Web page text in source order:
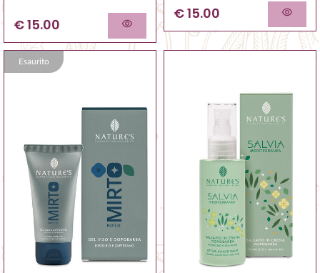
€ 15.00
€ 15.00
Esaurito